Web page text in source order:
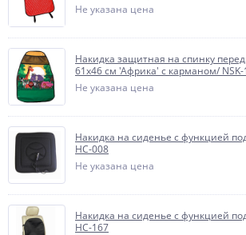
Не указана цена
Накидка защитная на спинку
61х46 см 'Африка' с карманом/ NSK-
Не указана цена
Накидка на сиденье с функцией
HC-008
Не указана цена
Накидка на сиденье с функцией
HC-167